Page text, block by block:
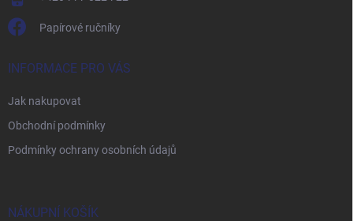
Papírové ručníky
INFORMACE PRO VÁS
Jak nakupovat
Obchodní podmínky
Podmínky ochrany osobních údajů
NÁKUPNÍ KOŠÍK